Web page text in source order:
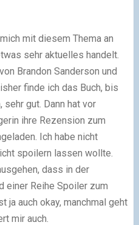
mit diesem Thema an
sehr aktuelles handelt.
Brandon Sanderson und
finde ich das Buch, bis
gut. Dann hat vor
ihre Rezension zum
Ich habe nicht
spoilern lassen wollte.
dass in der
einer Reihe Spoiler zum
ja auch okay, manchmal geht
mir auch.